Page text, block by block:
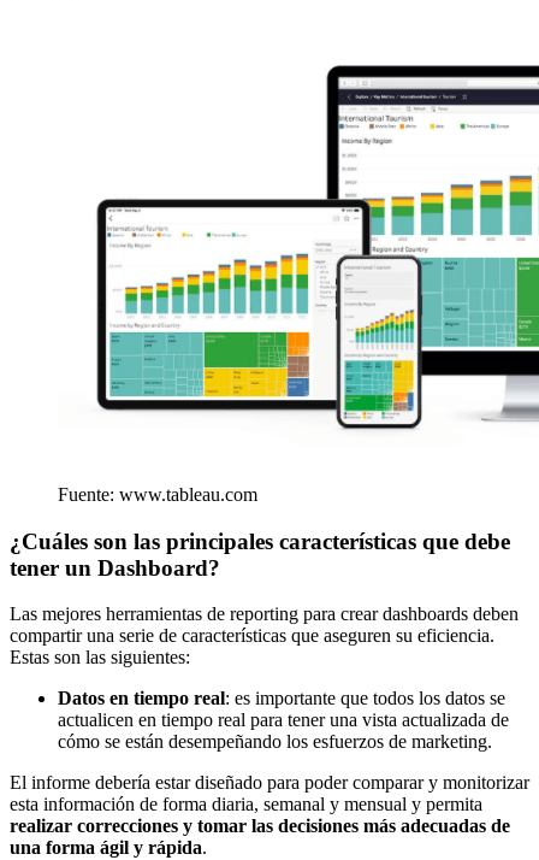
Fuente: www.tableau.com
¿Cuáles son las principales características que debe
tener un Dashboard?
Las mejores herramientas de reporting para crear dashboards deben
compartir una serie de características que aseguren su eficiencia.
Estas son las siguientes:
Datos en tiempo real: es importante que todos los datos se
actualicen en tiempo real para tener una vista actualizada de
cómo se están desempeñando los esfuerzos de marketing.
El informe debería estar diseñado para poder comparar y monitorizar
esta información de forma diaria, semanal y mensual y permita
realizar correcciones y tomar las decisiones más adecuadas de
una forma ágil y rápida.